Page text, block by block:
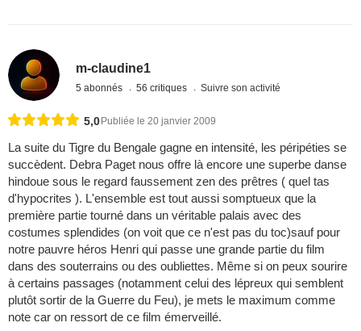
m-claudine1
5 abonnés 56 critiques Suivre son activité
5,0 Publiée le 20 janvier 2009
La suite du Tigre du Bengale gagne en intensité, les péripéties se
succèdent. Debra Paget nous offre là encore une superbe danse
hindoue sous le regard faussement zen des prêtres ( quel tas
d'hypocrites ). L'ensemble est tout aussi somptueux que la
première partie tourné dans un véritable palais avec des
costumes splendides (on voit que ce n'est pas du toc)sauf pour
notre pauvre héros Henri qui passe une grande partie du film
dans des souterrains ou des oubliettes. Même si on peux sourire
à certains passages (notamment celui des lépreux qui semblent
plutôt sortir de la Guerre du Feu), je mets le maximum comme
note car on ressort de ce film émerveillé.